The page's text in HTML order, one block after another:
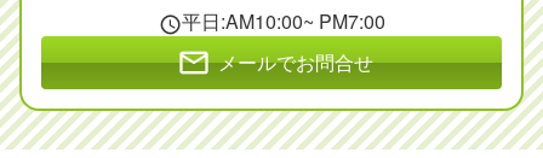
schedule平日:AM10:00~ PM7:00
mail メールでお問合せ